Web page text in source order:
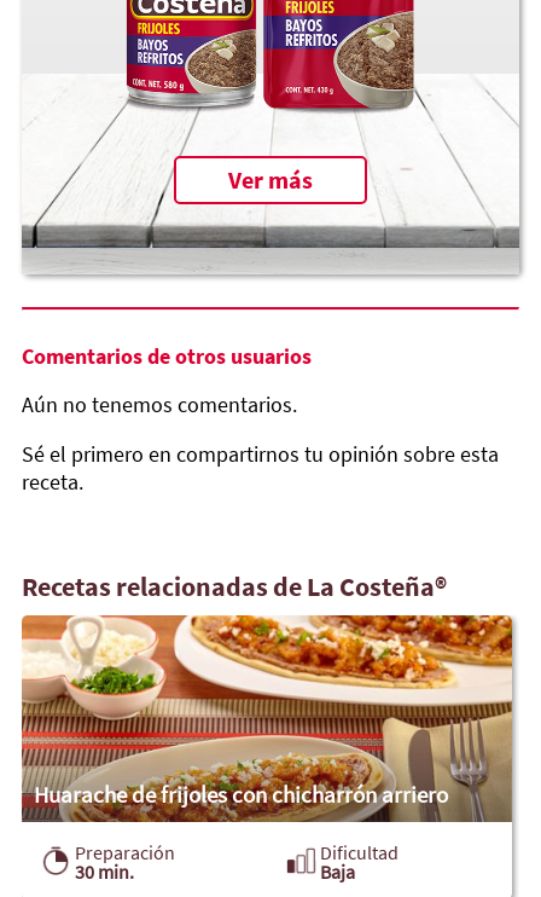
Ver más
Comentarios de otros usuarios
Aún no tenemos comentarios.
Sé el primero en compartirnos tu opinión sobre esta
receta.
Recetas relacionadas de La Costeña®
Huarache de frijoles con chicharrón arriero
Preparación
30 min.
Dificultad
Baja